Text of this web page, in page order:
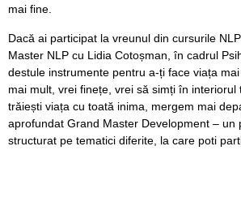
mai fine.
Dacă ai participat la vreunul din cursurile
Master NLP cu Lidia Cotoșman, în cadrul
destule instrumente pentru a-ți face viața
mai mult, vrei finețe, vrei să simți în interiorul
trăiești viața cu toată inima, mergem mai
aprofundat Grand Master Development – un
structurat pe tematici diferite, la care poti